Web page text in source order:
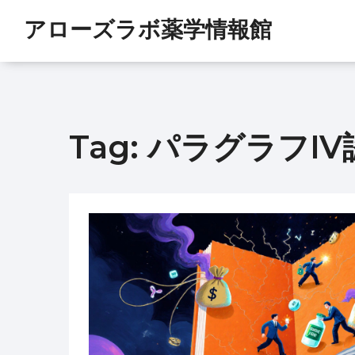
アローズラボ薬学情報館
Tag: パラグラフIV